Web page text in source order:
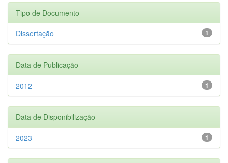
Tipo de Documento
1
Dissertação
Data de Publicação
1
2012
Data de Disponibilização
1
2023